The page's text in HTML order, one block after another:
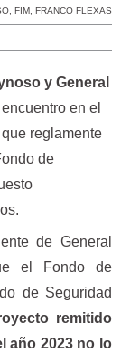
, FIM, FRANCO FLEXAS
y General
en el
reglamente
de
de General
el Fondo de
de Seguridad
remitido
año 2023 no lo